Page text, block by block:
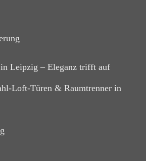
Leipzig – Eleganz trifft auf
Loft-Türen & Raumtrenner in